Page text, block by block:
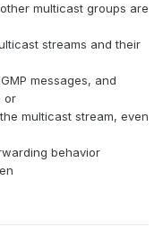
multicast groups are
streams and their
messages, and
or
multicast stream, even
behavior